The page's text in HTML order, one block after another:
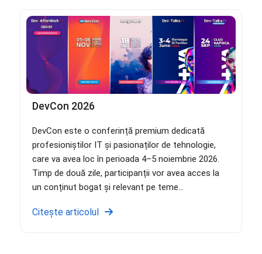
DevCon 2026
DevCon este o conferință premium dedicată
profesioniștilor IT și pasionaților de tehnologie,
care va avea loc în perioada 4–5 noiembrie 2026.
Timp de două zile, participanții vor avea acces la
un conținut bogat și relevant pe teme...
Citește articolul